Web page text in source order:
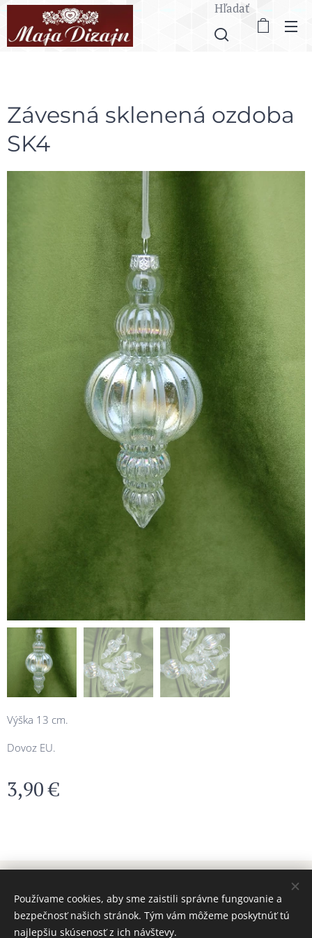
Hľadať
Závesná sklenená ozdoba
SK4
Výška 13 cm.
Dovoz EU.
3,90€
www.majadizajn.eu
Cookies
Používame cookies, aby sme zaistili správne fungovanie a
bezpečnosť našich stránok. Tým vám môžeme poskytnúť tú
najlepšiu skúsenosť z ich návštevy.